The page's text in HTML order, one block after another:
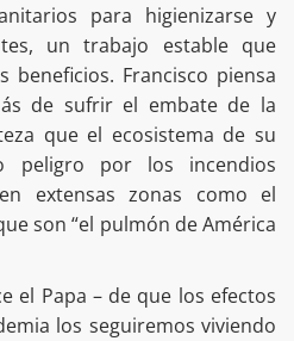
para higienizarse y
un trabajo estable que
beneficios. Francisco piensa
de sufrir el embate de la
que el ecosistema de su
peligro por los incendios
extensas zonas como el
son “el pulmón de América
el Papa – de que los efectos
los seguiremos viviendo